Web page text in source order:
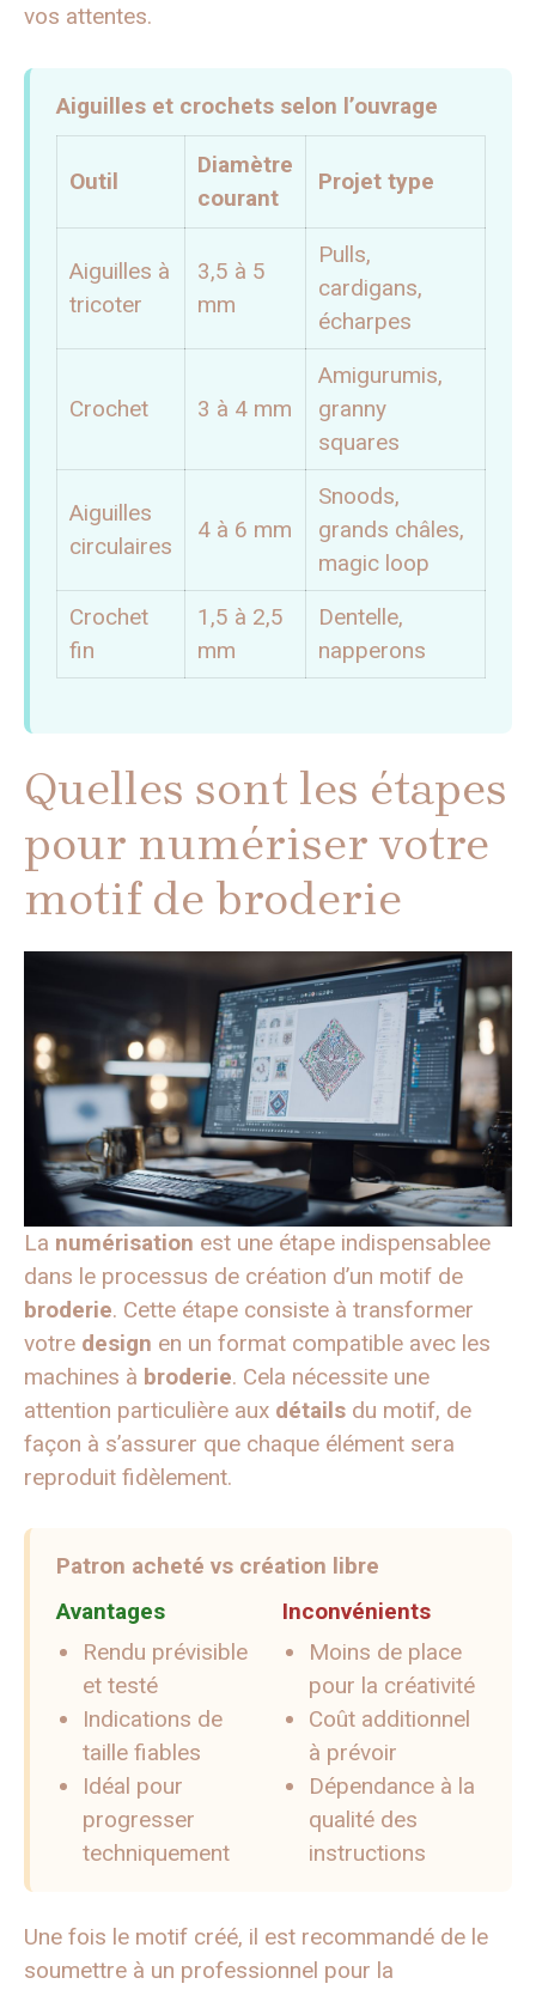
vos attentes.
Aiguilles et crochets selon l’ouvrage
Outil
Diamètre
courant
Projet type
Aiguilles à
tricoter
3,5 à 5
mm
Pulls,
cardigans,
écharpes
Crochet 3 à 4 mm
Amigurumis,
granny
squares
Aiguilles
circulaires
4 à 6 mm
Snoods,
grands châles,
magic loop
Crochet
fin
1,5 à 2,5
mm
Dentelle,
napperons
Quelles sont les étapes
pour numériser votre
motif de broderie
La numérisation est une étape indispensablee
dans le processus de création d’un motif de
broderie. Cette étape consiste à transformer
votre design en un format compatible avec les
machines à broderie. Cela nécessite une
attention particulière aux détails du motif, de
façon à s’assurer que chaque élément sera
reproduit fidèlement.
Patron acheté vs création libre
Avantages
Rendu prévisible
et testé
Indications de
taille fiables
Idéal pour
progresser
techniquement
Inconvénients
Moins de place
pour la créativité
Coût additionnel
à prévoir
Dépendance à la
qualité des
instructions
Une fois le motif créé, il est recommandé de le
soumettre à un professionnel pour la